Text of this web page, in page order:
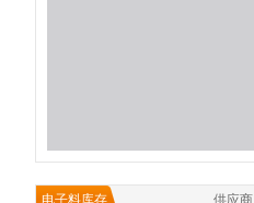
电子料库存 供应商